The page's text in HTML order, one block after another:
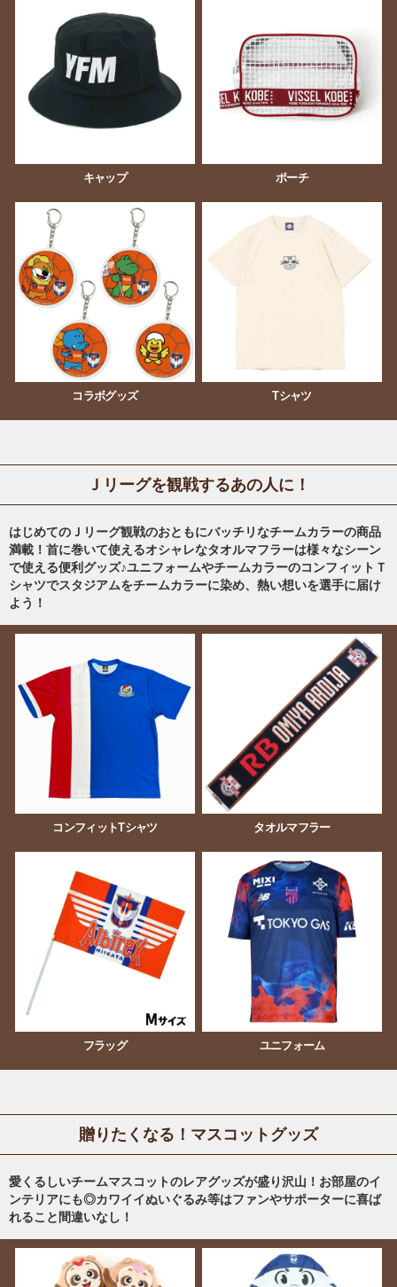
キャップ ポーチ
コラボグッズ Tシャツ
Ｊリーグを観戦するあの人に！
はじめてのＪリーグ観戦のおともにバッチリなチームカラーの商品
満載！首に巻いて使えるオシャレなタオルマフラーは様々なシーン
で使える便利グッズ♪ユニフォームやチームカラーのコンフィットＴ
シャツでスタジアムをチームカラーに染め、熱い想いを選手に届け
よう！
コンフィットTシャツ タオルマフラー
フラッグ ユニフォーム
贈りたくなる！マスコットグッズ
愛くるしいチームマスコットのレアグッズが盛り沢山！お部屋のイ
ンテリアにも◎カワイイぬいぐるみ等はファンやサポーターに喜ば
れること間違いなし！